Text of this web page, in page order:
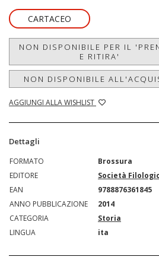
CARTACEO
NON DISPONIBILE PER IL
E RITIRA'
NON DISPONIBILE
AGGIUNGI ALLA WISHLIST
Dettagli
FORMATO
Brossura
EDITORE
Società
EAN
9788876361845
ANNO PUBBLICAZIONE
2014
CATEGORIA
Storia
LINGUA
ita